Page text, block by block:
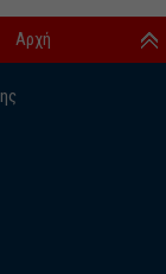
Αρχή